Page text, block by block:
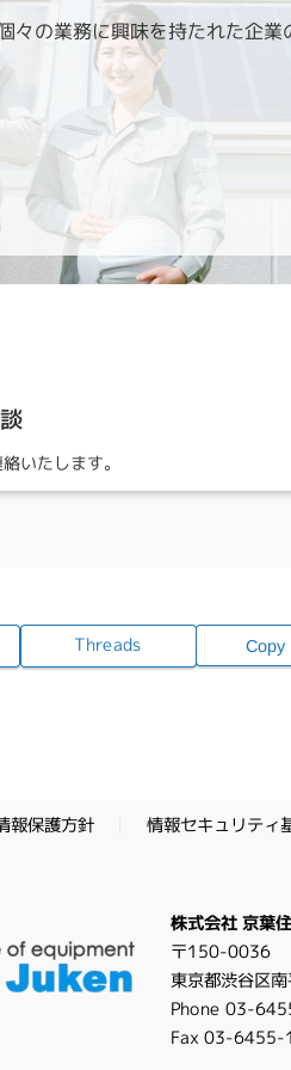
々の業務に興味を持たれた企業
いたします。
Threads Copy
報保護方針 情報セキュリティ
株式会社 京葉
〒150-0036
東京都渋谷区
Phone 03-
Fax 03-6455-